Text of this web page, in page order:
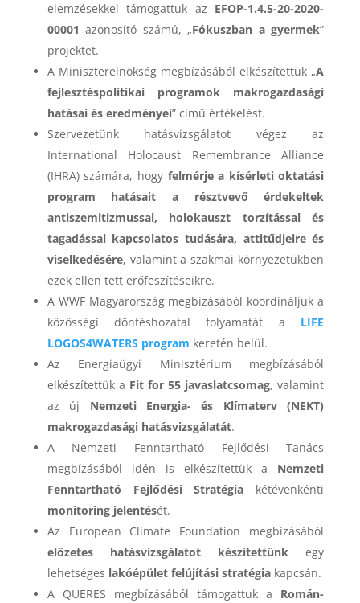
elemzésekkel támogattuk az EFOP-1.4.5-20-2020-
00001 azonosító számú, „Fókuszban a gyermek”
projektet.
A Miniszterelnökség megbízásából elkészítettük „A
fejlesztéspolitikai programok makrogazdasági
hatásai és eredményei” című értékelést.
Szervezetünk hatásvizsgálatot végez az
International Holocaust Remembrance Alliance
(IHRA) számára, hogy felmérje a kísérleti oktatási
program hatásait a résztvevő érdekeltek
antiszemitizmussal, holokauszt torzítással és
tagadással kapcsolatos tudására, attitűdjeire és
viselkedésére, valamint a szakmai környezetükben
ezek ellen tett erőfeszítéseikre.
A WWF Magyarország megbízásából koordináljuk a
közösségi döntéshozatal folyamatát a LIFE
LOGOS4WATERS program keretén belül.
Az Energiaügyi Minisztérium megbízásából
elkészítettük a Fit for 55 javaslatcsomag, valamint
az új Nemzeti Energia- és Klímaterv (NEKT)
makrogazdasági hatásvizsgálatát.
A Nemzeti Fenntartható Fejlődési Tanács
megbízásából idén is elkészítettük a Nemzeti
Fenntartható Fejlődési Stratégia kétévenkénti
monitoring jelentését.
Az European Climate Foundation megbízásából
előzetes hatásvizsgálatot készítettünkegy
lehetséges lakóépület felújítási stratégiakapcsán.
A QUERES megbízásából támogattuk a Román-